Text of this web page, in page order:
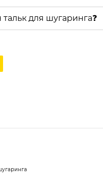
для шугаринга❓